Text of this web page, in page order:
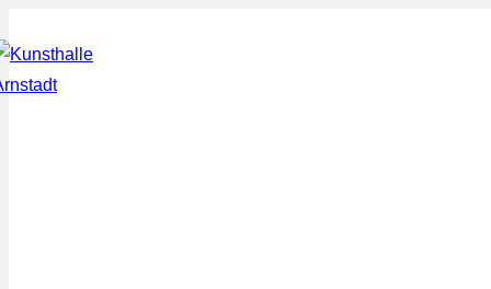
Zum
Inhalt